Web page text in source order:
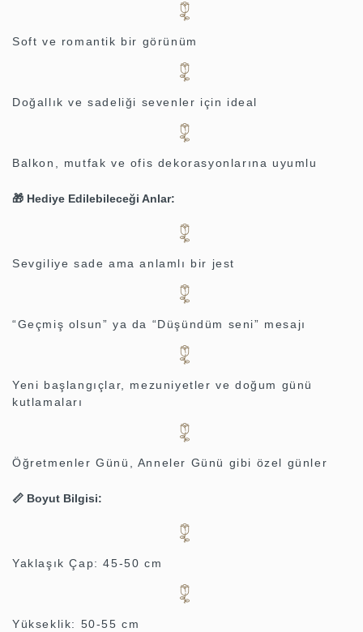
Soft ve romantik bir görünüm
Doğallık ve sadeliği sevenler için ideal
Balkon, mutfak ve ofis dekorasyonlarına uyumlu
🎁 Hediye Edilebileceği Anlar:
Sevgiliye sade ama anlamlı bir jest
“Geçmiş olsun” ya da “Düşündüm seni” mesajı
Yeni başlangıçlar, mezuniyetler ve doğum günü
kutlamaları
Öğretmenler Günü, Anneler Günü gibi özel günler
📏 Boyut Bilgisi:
Yaklaşık Çap: 45-50 cm
Yükseklik: 50-55 cm